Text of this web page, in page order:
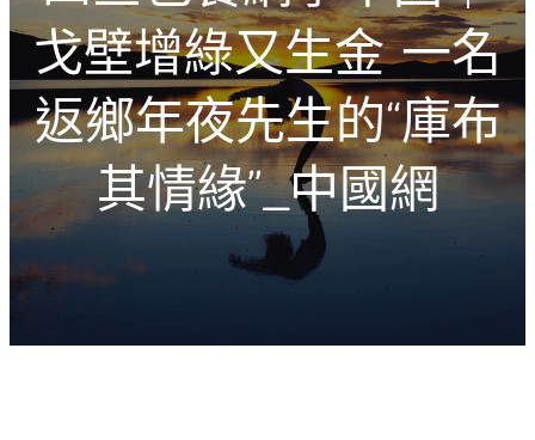
戈壁增綠又生金 一名
返鄉年夜先生的“庫布
其情緣”_中國網